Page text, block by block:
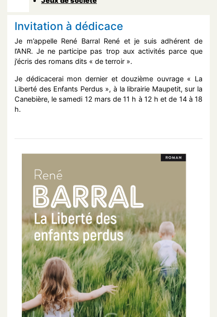
Invitation à dédicace
Je m’appelle René Barral René et je suis adhérent de
l’ANR. Je ne participe pas trop aux activités parce que
j’écris des romans dits « de terroir ».
Je dédicacerai mon dernier et douzième ouvrage « La
Liberté des Enfants Perdus », à la librairie Maupetit, sur la
Canebière, le samedi 12 mars de 11 h à 12 h et de 14 à 18
h.